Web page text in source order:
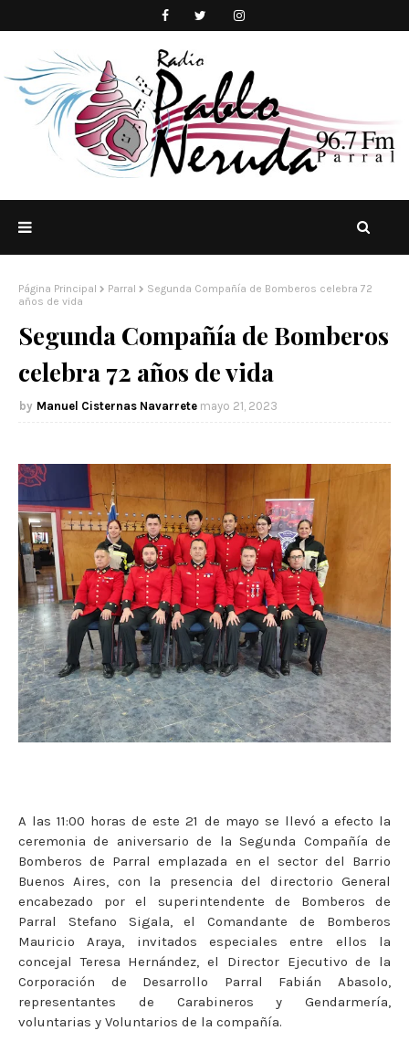
Página Principal Parral
Segunda Compañía de Bomberos celebra 72
años de vida
Segunda Compañía de Bomberos
celebra 72 años de vida
Manuel Cisternas Navarrete mayo 21, 2023
A las 11:00 horas de este 21 de mayo se llevó a efecto la
ceremonia de aniversario de la Segunda Compañía de
Bomberos de Parral emplazada en el sector del Barrio
Buenos Aires, con la presencia del directorio General
encabezado por el superintendente de Bomberos de
Parral Stefano Sigala, el Comandante de Bomberos
Mauricio Araya, invitados especiales entre ellos la
concejal Teresa Hernández, el Director Ejecutivo de la
Corporación de Desarrollo Parral Fabián Abasolo,
representantes de Carabineros y Gendarmería,
voluntarias y Voluntarios de la compañía.